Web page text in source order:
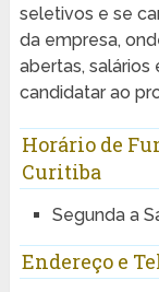
seletivos e se
da empresa,
abertas, salários
candidatar ao
Horário de
Curitiba
Segunda a
Endereço e